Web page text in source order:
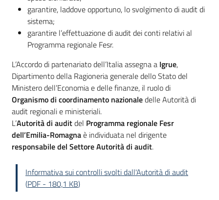
garantire, laddove opportuno, lo svolgimento di audit di
sistema;
garantire l’effettuazione di audit dei conti relativi al
Programma regionale Fesr.
L’Accordo di partenariato dell’Italia assegna a Igrue,
Dipartimento della Ragioneria generale dello Stato del
Ministero dell’Economia e delle finanze, il ruolo di
Organismo di coordinamento nazionaledelle Autorità di
audit regionali e ministeriali.
L’Autorità di auditdel Programma regionale Fesr
dell’Emilia-Romagnaè individuata nel dirigente
responsabile del Settore Autorità di audit.
Informativa sui controlli svolti dall'Autorità di audit
(PDF - 180,1 KB)